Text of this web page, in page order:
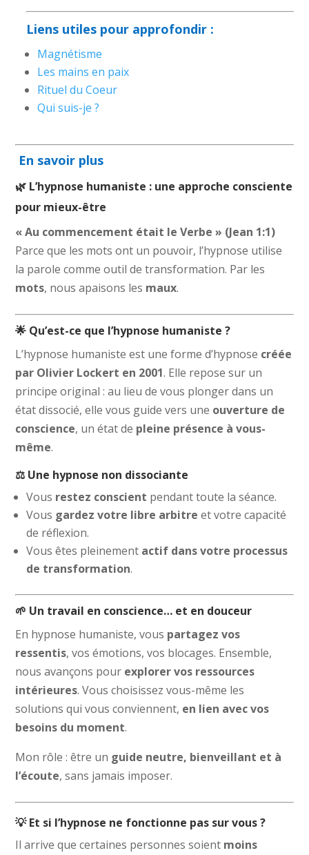
Liens utiles pour approfondir :
Magnétisme
Les mains en paix
Rituel du Coeur
Qui suis-je ?
En savoir plus
🌿 L’hypnose humaniste : une approche consciente
pour mieux-être
« Au commencement était le Verbe » (Jean 1:1)
Parce que les mots ont un pouvoir, l’hypnose utilise
la parole comme outil de transformation. Par les
mots, nous apaisons les maux.
🌟 Qu’est-ce que l’hypnose humaniste ?
L’hypnose humaniste est une forme d’hypnose créée
par Olivier Lockert en 2001. Elle repose sur un
principe original : au lieu de vous plonger dans un
état dissocié, elle vous guide vers une ouverture de
conscience, un état de pleine présence à vous-
même.
⚖️ Une hypnose non dissociante
Vous restez conscient pendant toute la séance.
Vous gardez votre libre arbitre et votre capacité
de réflexion.
Vous êtes pleinement actif dans votre processus
de transformation.
🌱 Un travail en conscience… et en douceur
En hypnose humaniste, vous partagez vos
ressentis, vos émotions, vos blocages. Ensemble,
nous avançons pour explorer vos ressources
intérieures. Vous choisissez vous-même les
solutions qui vous conviennent, en lien avec vos
besoins du moment.
Mon rôle : être un guide neutre, bienveillant et à
l’écoute, sans jamais imposer.
💡 Et si l’hypnose ne fonctionne pas sur vous ?
Il arrive que certaines personnes soient moins